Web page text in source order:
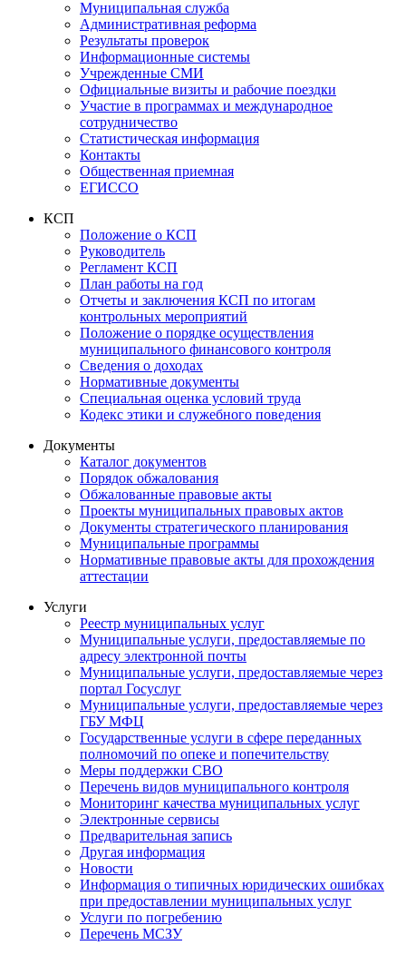
Муниципальная служба
Административная реформа
Результаты проверок
Информационные системы
Учрежденные СМИ
Официальные визиты и рабочие поездки
Участие в программах и международное
сотрудничество
Статистическая информация
Контакты
Общественная приемная
ЕГИССО
КСП
Положение о КСП
Руководитель
Регламент КСП
План работы на год
Отчеты и заключения КСП по итогам
контрольных мероприятий
Положение о порядке осуществления
муниципального финансового контроля
Сведения о доходах
Нормативные документы
Специальная оценка условий труда
Кодекс этики и служебного поведения
Документы
Каталог документов
Порядок обжалования
Обжалованные правовые акты
Проекты муниципальных правовых актов
Документы стратегического планирования
Муниципальные программы
Нормативные правовые акты для прохождения
аттестации
Услуги
Реестр муниципальных услуг
Муниципальные услуги, предоставляемые по
адресу электронной почты
Муниципальные услуги, предоставляемые через
портал Госуслуг
Муниципальные услуги, предоставляемые через
ГБУ МФЦ
Государственные услуги в сфере переданных
полномочий по опеке и попечительству
Меры поддержки СВО
Перечень видов муниципального контроля
Мониторинг качества муниципальных услуг
Электронные сервисы
Предварительная запись
Другая информация
Новости
Информация о типичных юридических ошибках
при предоставлении муниципальных услуг
Услуги по погребению
Перечень МСЗУ